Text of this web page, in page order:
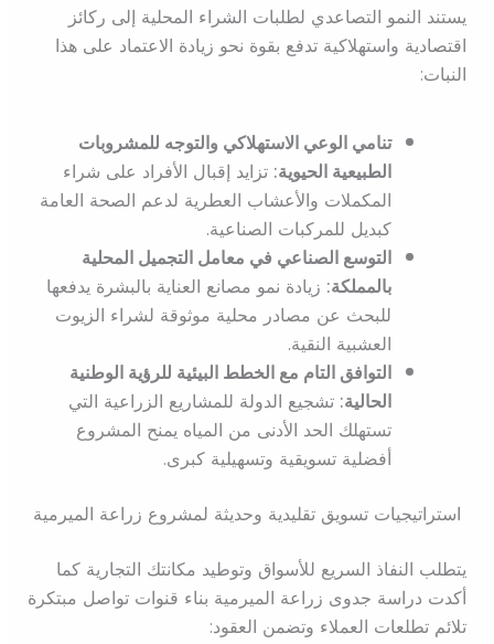
يستند النمو التصاعدي لطلبات الشراء المحلية إلى ركائز
اقتصادية واستهلاكية تدفع بقوة نحو زيادة الاعتماد على هذا
النبات:
تنامي الوعي الاستهلاكي والتوجه للمشروبات
الطبيعية الحيوية:تزايد إقبال الأفراد على شراء
المكملات والأعشاب العطرية لدعم الصحة العامة
كبديل للمركبات الصناعية.
التوسع الصناعي في معامل التجميل المحلية
بالمملكة:زيادة نمو مصانع العناية بالبشرة يدفعها
للبحث عن مصادر محلية موثوقة لشراء الزيوت
العشبية النقية.
التوافق التام مع الخطط البيئية للرؤية الوطنية
الحالية:تشجيع الدولة للمشاريع الزراعية التي
تستهلك الحد الأدنى من المياه يمنح المشروع
أفضلية تسويقية وتسهيلية كبرى.
استراتيجيات تسويق تقليدية وحديثة لمشروع زراعة الميرمية
يتطلب النفاذ السريع للأسواق وتوطيد مكانتك التجارية كما
أكدت دراسة جدوى زراعة الميرمية بناء قنوات تواصل مبتكرة
تلائم تطلعات العملاء وتضمن العقود: